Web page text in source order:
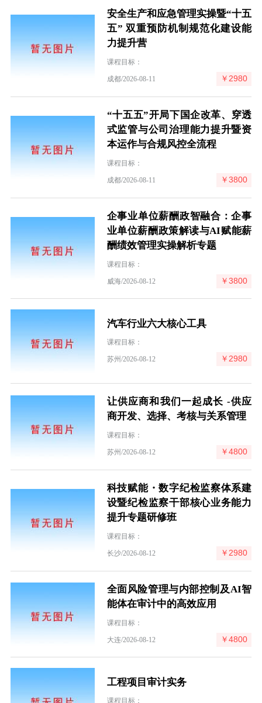
安全生产和应急管理实操暨“十五
五” 双重预防机制规范化建设能
力提升营
课程目标：
成都/2026-08-11 ￥2980
“十五五”开局下国企改革、穿透
式监管与公司治理能力提升暨资
本运作与合规风控全流程
课程目标：
成都/2026-08-11 ￥3800
企事业单位薪酬政智融合：企事
业单位薪酬政策解读与AI赋能薪
酬绩效管理实操解析专题
课程目标：
威海/2026-08-12 ￥3800
汽车行业六大核心工具
课程目标：
苏州/2026-08-12 ￥2980
让供应商和我们一起成长 -供应
商开发、选择、考核与关系管理
课程目标：
苏州/2026-08-12 ￥4800
科技赋能・数字纪检监察体系建
设暨纪检监察干部核心业务能力
提升专题研修班
课程目标：
长沙/2026-08-12 ￥2980
全面风险管理与内部控制及AI智
能体在审计中的高效应用
课程目标：
大连/2026-08-12 ￥4800
工程项目审计实务
课程目标：